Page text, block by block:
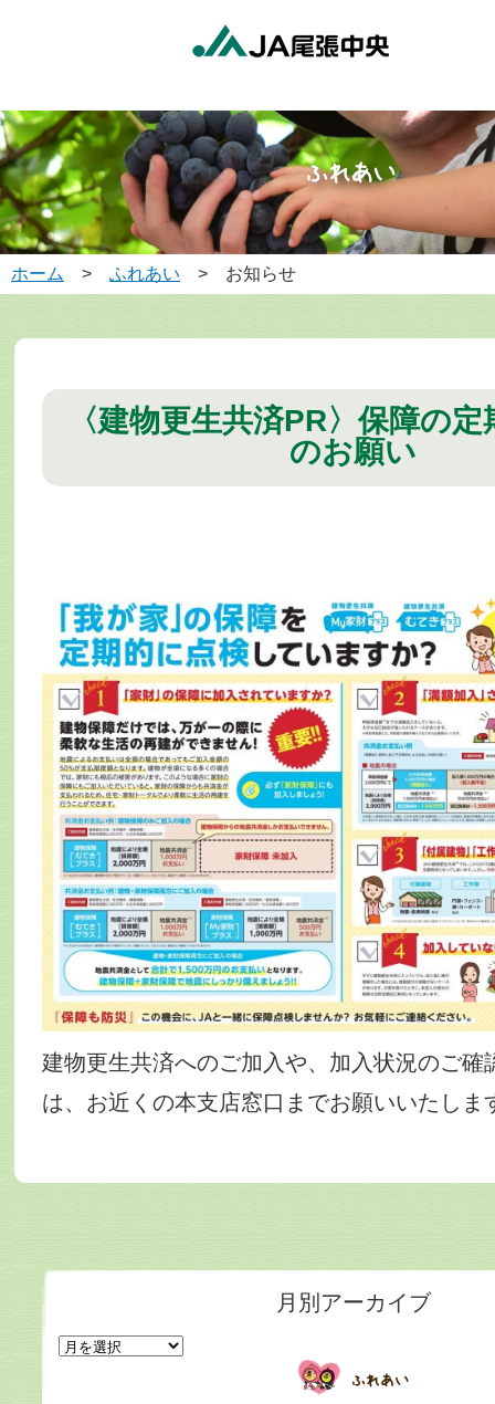
ホーム > ふれあい > お知らせ
〈建物更生共済PR〉保障の
のお願い
建物更生共済へのご加入や、加入状況のご確
は、お近くの本支店窓口までお願いいたしま
月別アーカイブ